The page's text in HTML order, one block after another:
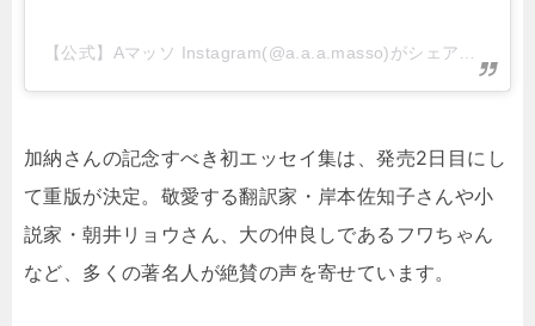
加納さんの記念すべき初エッセイ集は、発売2日目にし
て重版が決定。敬愛する翻訳家・岸本佐知子さんや小
説家・朝井リョウさん、大の仲良しであるフワちゃん
など、多くの著名人が絶賛の声を寄せています。